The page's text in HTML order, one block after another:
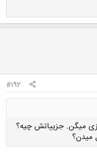
#192
میگن. جزییاتش چیه؟
میدن؟